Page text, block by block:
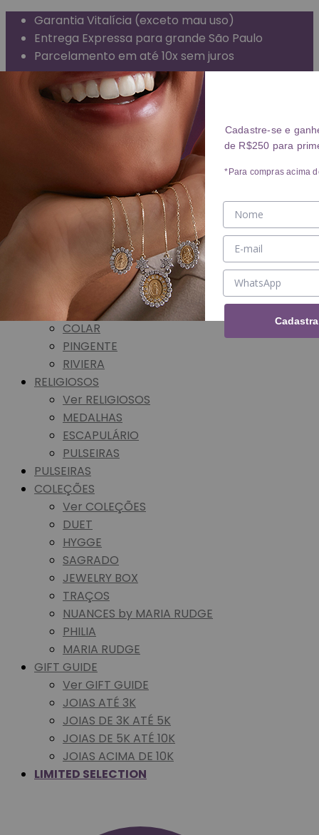
Garantia Vitalícia (exceto mau uso)
Entrega Expressa para grande São Paulo
Parcelamento em até 10x sem juros
Frete Grátis para todo o Brasil
ALIANÇA
BRINCOS
Ver BRINCOS
ARGOLA
PIERCING
COLARES
Ver COLARES
COLAR
PINGENTE
RIVIERA
RELIGIOSOS
Ver RELIGIOSOS
MEDALHAS
ESCAPULÁRIO
PULSEIRAS
PULSEIRAS
COLEÇÕES
Ver COLEÇÕES
DUET
HYGGE
SAGRADO
JEWELRY BOX
TRAÇOS
NUANCES by MARIA RUDGE
PHILIA
MARIA RUDGE
GIFT GUIDE
Ver GIFT GUIDE
JOIAS ATÉ 3K
JOIAS DE 3K ATÉ 5K
JOIAS DE 5K ATÉ 10K
JOIAS ACIMA DE 10K
LIMITED SELECTION
Cadastre-se e
de R$250 para
*Para compras acima